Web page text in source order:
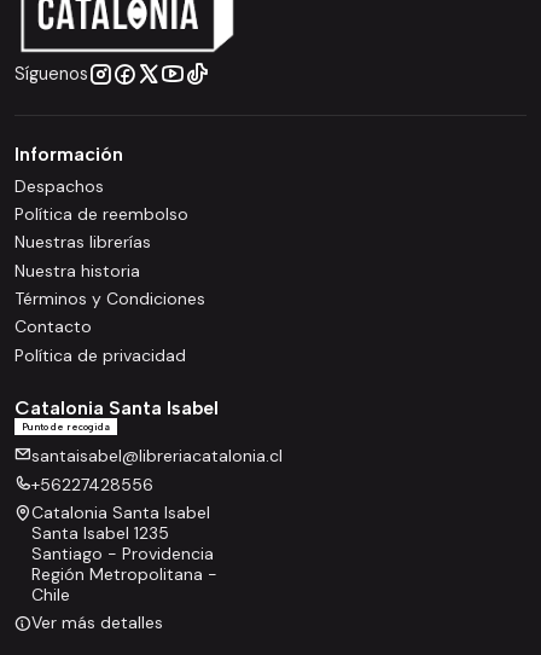
Síguenos
Información
Despachos
Política de reembolso
Nuestras librerías
Nuestra historia
Términos y Condiciones
Contacto
Política de privacidad
Catalonia Santa Isabel
Punto de recogida
santaisabel@libreriacatalonia.cl
+56227428556
Catalonia Santa Isabel
Santa Isabel 1235
Santiago - Providencia
Región Metropolitana -
Chile
Ver más detalles